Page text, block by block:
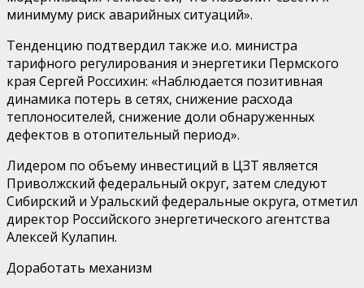
минимуму риск аварийных ситуаций».
Тенденцию подтвердил также и.о. министра
тарифного регулирования и энергетики Пермского
края Сергей Россихин: «Наблюдается позитивная
динамика потерь в сетях, снижение расхода
теплоносителей, снижение доли обнаруженных
дефектов в отопительный период».
Лидером по объему инвестиций в ЦЗТ является
Приволжский федеральный округ, затем следуют
Сибирский и Уральский федеральные округа, отметил
директор Российского энергетического агентства
Алексей Кулапин.
Доработать механизм